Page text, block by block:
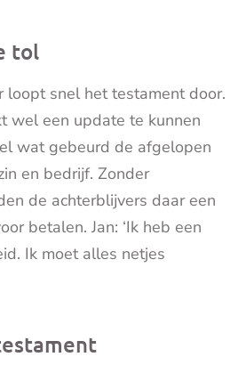
tol
loopt snel het testament door.
wel een update te kunnen
wat gebeurd de afgelopen
en bedrijf. Zonder
de achterblijvers daar een
betalen. Jan: ‘Ik heb een
Ik moet alles netjes